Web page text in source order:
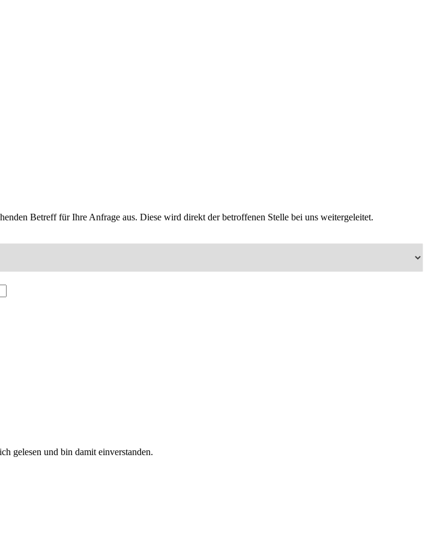
Betreff für Ihre Anfrage aus. Diese wird direkt der betroffenen Stelle bei uns weitergeleitet.
gelesen und bin damit einverstanden.